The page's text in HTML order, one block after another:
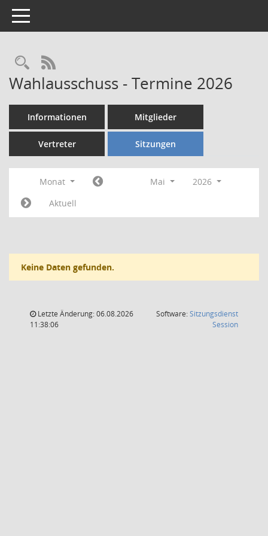
Toggle navigation
Rechercheauswahl
RSS-Feed
Wahlausschuss - Termine 2026
Informationen Mitglieder
Vertreter Sitzungen
Monat Mai
2026
Aktuell
Keine Daten gefunden.
Letzte Änderung: 06.08.2026
11:38:06
Software:Sitzungsdienst
Session(Wird in